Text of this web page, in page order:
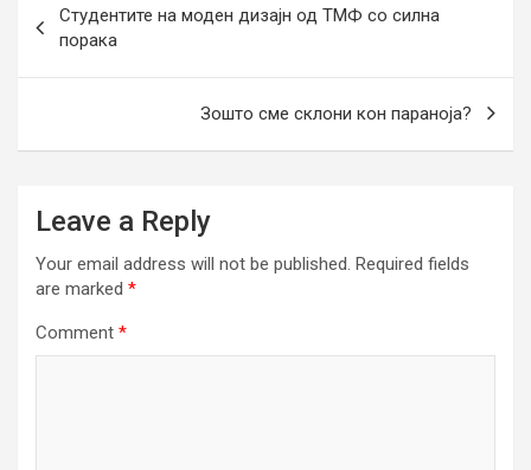
navigation
Студентите на моден дизајн од ТМФ со силна
порака
Зошто сме склони кон параноја?
Leave a Reply
Your email address will not be published. Required fields
are marked *
Comment *